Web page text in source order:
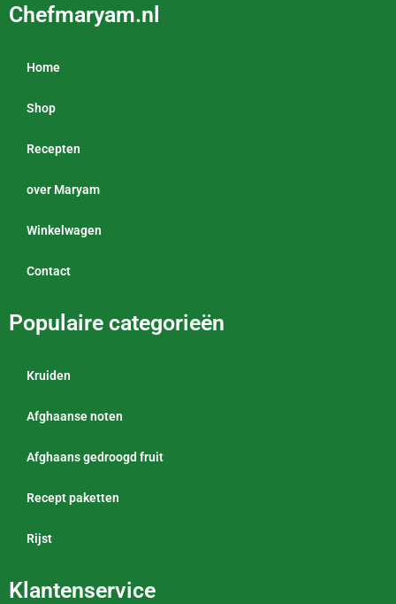
Chefmaryam.nl
Home
Shop
Recepten
over Maryam
Winkelwagen
Contact
Populaire categorieën
Kruiden
Afghaanse noten
Afghaans gedroogd fruit
Recept paketten
Rijst
Klantenservice